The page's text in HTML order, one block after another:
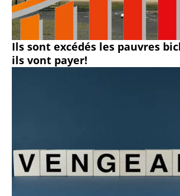
Ils sont excédés les pauvres
ils vont payer!